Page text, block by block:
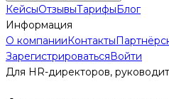
КейсыОтзывыТарифыБлог
Информация
О компанииКонтакты
ЗарегистрироватьсяВойти
Для HR-директоров,